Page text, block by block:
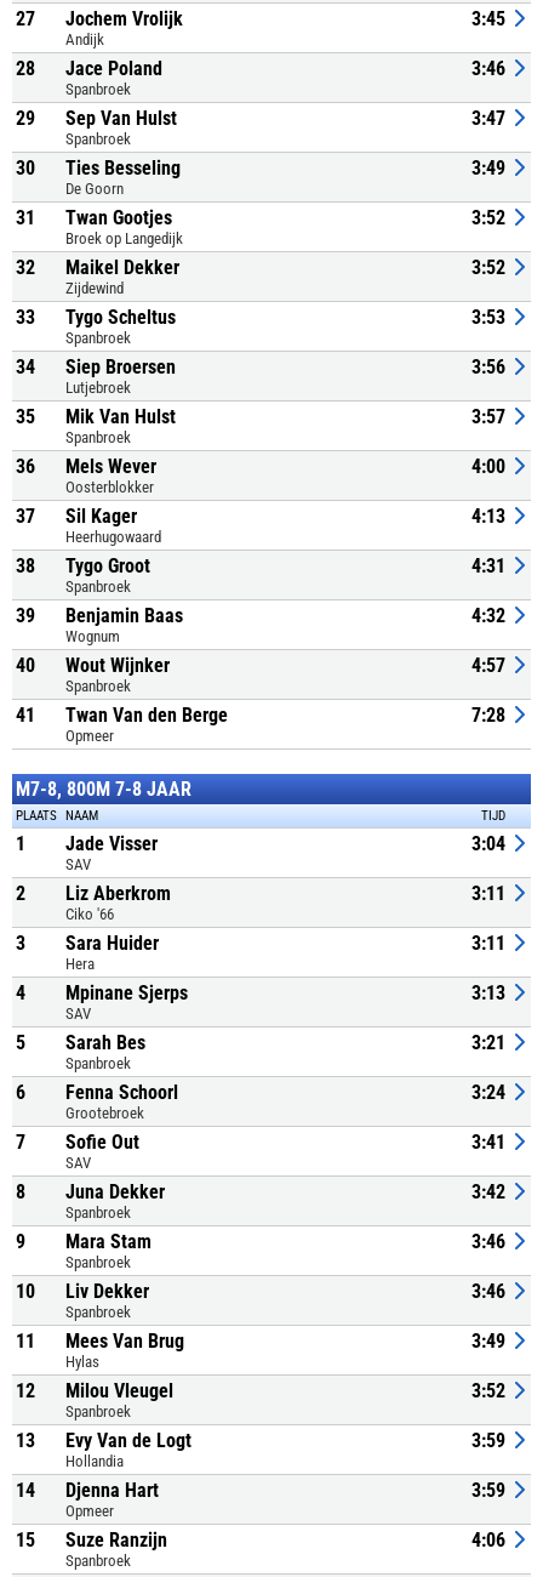
27 Jochem Vrolijk
Andijk
3:45
28 Jace Poland
Spanbroek
3:46
29 Sep Van Hulst
Spanbroek
3:47
30 Ties Besseling
De Goorn
3:49
31 Twan Gootjes
Broek op Langedijk
3:52
32 Maikel Dekker
Zijdewind
3:52
33 Tygo Scheltus
Spanbroek
3:53
34 Siep Broersen
Lutjebroek
3:56
35 Mik Van Hulst
Spanbroek
3:57
36 Mels Wever
Oosterblokker
4:00
37 Sil Kager
Heerhugowaard
4:13
38 Tygo Groot
Spanbroek
4:31
39 Benjamin Baas
Wognum
4:32
40 Wout Wijnker
Spanbroek
4:57
41 Twan Van den Berge
Opmeer
7:28
M7-8, 800M 7-8 JAAR
PLAATS NAAM TIJD
1 Jade Visser
SAV
3:04
2 Liz Aberkrom
Ciko '66
3:11
3 Sara Huider
Hera
3:11
4 Mpinane Sjerps
SAV
3:13
5 Sarah Bes
Spanbroek
3:21
6 Fenna Schoorl
Grootebroek
3:24
7 Sofie Out
SAV
3:41
8 Juna Dekker
Spanbroek
3:42
9 Mara Stam
Spanbroek
3:46
10 Liv Dekker
Spanbroek
3:46
11 Mees Van Brug
Hylas
3:49
12 Milou Vleugel
Spanbroek
3:52
13 Evy Van de Logt
Hollandia
3:59
14 Djenna Hart
Opmeer
3:59
15 Suze Ranzijn
Spanbroek
4:06